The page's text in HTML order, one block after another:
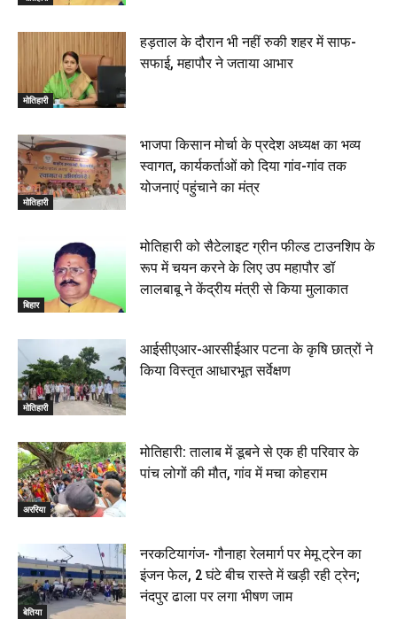
मोतिहारी
हड़ताल के दौरान भी नहीं रुकी शहर में साफ-
सफाई, महापौर ने जताया आभार
मोतिहारी
भाजपा किसान मोर्चा के प्रदेश अध्यक्ष का भव्य
स्वागत, कार्यकर्ताओं को दिया गांव-गांव तक
योजनाएं पहुंचाने का मंत्र
बिहार
मोतिहारी को सैटेलाइट ग्रीन फील्ड टाउनशिप के
रूप में चयन करने के लिए उप महापौर डॉ
लालबाबू ने केंद्रीय मंत्री से किया मुलाकात
मोतिहारी
आईसीएआर-आरसीईआर पटना के कृषि छात्रों ने
किया विस्तृत आधारभूत सर्वेक्षण
अररिया
मोतिहारी: तालाब में डूबने से एक ही परिवार के
पांच लोगों की मौत, गांव में मचा कोहराम
बेतिया
नरकटियागंज- गौनाहा रेलमार्ग पर मेमू ट्रेन का
इंजन फेल, 2 घंटे बीच रास्ते में खड़ी रही ट्रेन;
नंदपुर ढाला पर लगा भीषण जाम